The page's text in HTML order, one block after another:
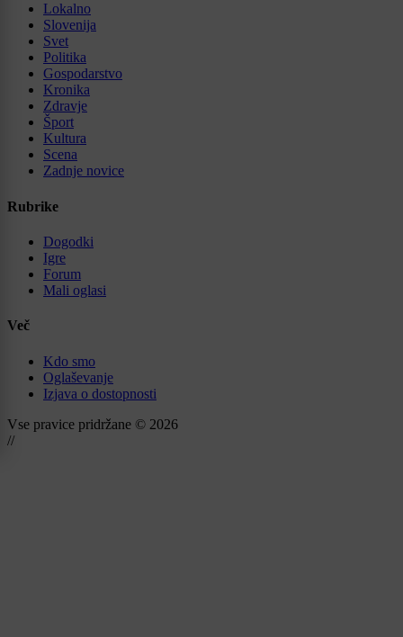
Lokalno
Slovenija
Svet
Politika
Gospodarstvo
Kronika
Zdravje
Šport
Kultura
Scena
Zadnje novice
Rubrike
Dogodki
Igre
Forum
Mali oglasi
Več
Kdo smo
Oglaševanje
Izjava o dostopnosti
Vse pravice pridržane © 2026
//